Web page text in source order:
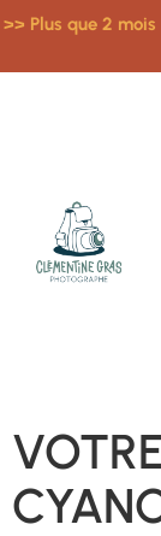
>> Plus que 2